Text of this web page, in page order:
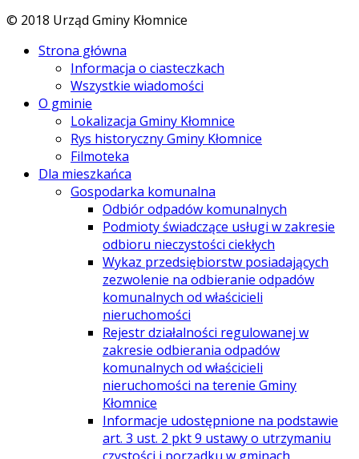
© 2018 Urząd Gminy Kłomnice
Strona główna
Informacja o ciasteczkach
Wszystkie wiadomości
O gminie
Lokalizacja Gminy Kłomnice
Rys historyczny Gminy Kłomnice
Filmoteka
Dla mieszkańca
Gospodarka komunalna
Odbiór odpadów komunalnych
Podmioty świadczące usługi w zakresie
odbioru nieczystości ciekłych
Wykaz przedsiębiorstw posiadających
zezwolenie na odbieranie odpadów
komunalnych od właścicieli
nieruchomości
Rejestr działalności regulowanej w
zakresie odbierania odpadów
komunalnych od właścicieli
nieruchomości na terenie Gminy
Kłomnice
Informacje udostępnione na podstawie
art. 3 ust. 2 pkt 9 ustawy o utrzymaniu